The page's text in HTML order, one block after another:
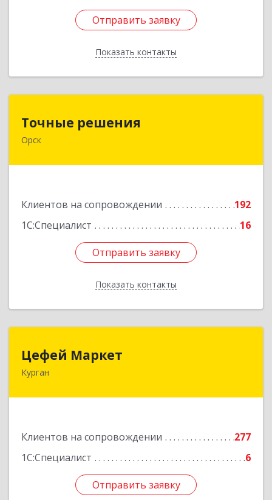
Отправить заявку
Показать контакты
Отправить заявку
Назад
Точные решения
Орск
Клиентов на сопровождении
192
1С:Специалист
16
Отправить заявку
Показать контакты
Подробнее
Отправить заявку
Назад
Цефей Маркет
Курган
Клиентов на сопровождении
277
1С:Специалист
6
Отправить заявку
640002, Курганская обл, Курган г, М.Горького
Отправить заявку